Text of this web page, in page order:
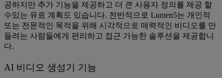
공하지만 추가 기능을 제공하고 더 큰 사용자 정의를 제공 할
수있는 유료 계획도 있습니다. 전반적으로 Lumen5는 개인적
또는 전문적인 목적을 위해 시각적으로 매력적인 비디오를 만
들려는 사람들에게 편리하고 접근 가능한 솔루션을 제공합니
다.
AI 비디오 생성기 기능